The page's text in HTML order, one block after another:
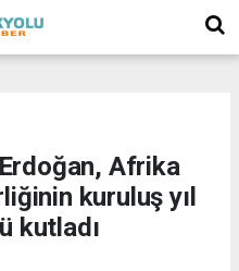
Afrika
kuruluş yıl
kutladı